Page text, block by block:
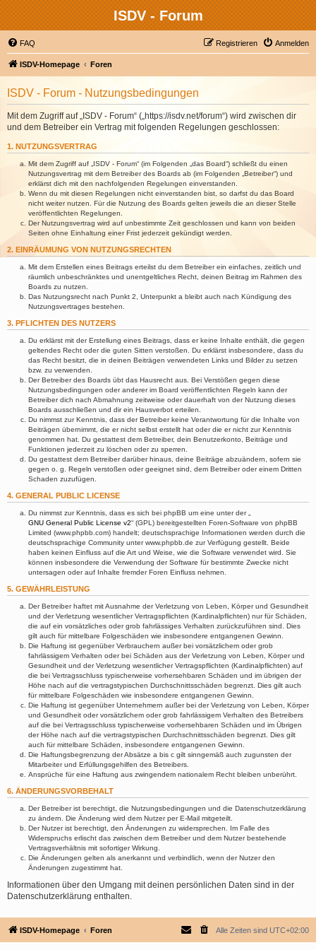
ISDV - Forum
FAQ Anmelden
Registrieren
ISDV-Homepage Foren
ISDV - Forum - Nutzungsbedingungen
Mit dem Zugriff auf „ISDV - Forum“ („https://isdv.net/forum“) wird zwischen dir
und dem Betreiber ein Vertrag mit folgenden Regelungen geschlossen:
1. NUTZUNGSVERTRAG
Mit dem Zugriff auf „ISDV - Forum“ (im Folgenden „das Board“) schließt du einen
Nutzungsvertrag mit dem Betreiber des Boards ab (im Folgenden „Betreiber“) und
erklärst dich mit den nachfolgenden Regelungen einverstanden.
Wenn du mit diesen Regelungen nicht einverstanden bist, so darfst du das Board
nicht weiter nutzen. Für die Nutzung des Boards gelten jeweils die an dieser Stelle
veröffentlichten Regelungen.
Der Nutzungsvertrag wird auf unbestimmte Zeit geschlossen und kann von beiden
Seiten ohne Einhaltung einer Frist jederzeit gekündigt werden.
2. EINRÄUMUNG VON NUTZUNGSRECHTEN
Mit dem Erstellen eines Beitrags erteilst du dem Betreiber ein einfaches, zeitlich und
räumlich unbeschränktes und unentgeltliches Recht, deinen Beitrag im Rahmen des
Boards zu nutzen.
Das Nutzungsrecht nach Punkt 2, Unterpunkt a bleibt auch nach Kündigung des
Nutzungsvertrages bestehen.
3. PFLICHTEN DES NUTZERS
Du erklärst mit der Erstellung eines Beitrags, dass er keine Inhalte enthält, die gegen
geltendes Recht oder die guten Sitten verstoßen. Du erklärst insbesondere, dass du
das Recht besitzt, die in deinen Beiträgen verwendeten Links und Bilder zu setzen
bzw. zu verwenden.
Der Betreiber des Boards übt das Hausrecht aus. Bei Verstößen gegen diese
Nutzungsbedingungen oder anderer im Board veröffentlichten Regeln kann der
Betreiber dich nach Abmahnung zeitweise oder dauerhaft von der Nutzung dieses
Boards ausschließen und dir ein Hausverbot erteilen.
Du nimmst zur Kenntnis, dass der Betreiber keine Verantwortung für die Inhalte von
Beiträgen übernimmt, die er nicht selbst erstellt hat oder die er nicht zur Kenntnis
genommen hat. Du gestattest dem Betreiber, dein Benutzerkonto, Beiträge und
Funktionen jederzeit zu löschen oder zu sperren.
Du gestattest dem Betreiber darüber hinaus, deine Beiträge abzuändern, sofern sie
gegen o. g. Regeln verstoßen oder geeignet sind, dem Betreiber oder einem Dritten
Schaden zuzufügen.
4. GENERAL PUBLIC LICENSE
Du nimmst zur Kenntnis, dass es sich bei phpBB um eine unter der „
GNU General Public License v2“ (GPL) bereitgestellten Foren-Software von phpBB
Limited (www.phpbb.com) handelt; deutschsprachige Informationen werden durch die
deutschsprachige Community unter www.phpbb.de zur Verfügung gestellt. Beide
haben keinen Einfluss auf die Art und Weise, wie die Software verwendet wird. Sie
können insbesondere die Verwendung der Software für bestimmte Zwecke nicht
untersagen oder auf Inhalte fremder Foren Einfluss nehmen.
5. GEWÄHRLEISTUNG
Der Betreiber haftet mit Ausnahme der Verletzung von Leben, Körper und Gesundheit
und der Verletzung wesentlicher Vertragspflichten (Kardinalpflichten) nur für Schäden,
die auf ein vorsätzliches oder grob fahrlässiges Verhalten zurückzuführen sind. Dies
gilt auch für mittelbare Folgeschäden wie insbesondere entgangenen Gewinn.
Die Haftung ist gegenüber Verbrauchern außer bei vorsätzlichem oder grob
fahrlässigem Verhalten oder bei Schäden aus der Verletzung von Leben, Körper und
Gesundheit und der Verletzung wesentlicher Vertragspflichten (Kardinalpflichten) auf
die bei Vertragsschluss typischerweise vorhersehbaren Schäden und im übrigen der
Höhe nach auf die vertragstypischen Durchschnittsschäden begrenzt. Dies gilt auch
für mittelbare Folgeschäden wie insbesondere entgangenen Gewinn.
Die Haftung ist gegenüber Unternehmern außer bei der Verletzung von Leben, Körper
und Gesundheit oder vorsätzlichem oder grob fahrlässigem Verhalten des Betreibers
auf die bei Vertragsschluss typischerweise vorhersehbaren Schäden und im Übrigen
der Höhe nach auf die vertragstypischen Durchschnittsschäden begrenzt. Dies gilt
auch für mittelbare Schäden, insbesondere entgangenen Gewinn.
Die Haftungsbegrenzung der Absätze a bis c gilt sinngemäß auch zugunsten der
Mitarbeiter und Erfüllungsgehilfen des Betreibers.
Ansprüche für eine Haftung aus zwingendem nationalem Recht bleiben unberührt.
6. ÄNDERUNGSVORBEHALT
Der Betreiber ist berechtigt, die Nutzungsbedingungen und die Datenschutzerklärung
zu ändern. Die Änderung wird dem Nutzer per E-Mail mitgeteilt.
Der Nutzer ist berechtigt, den Änderungen zu widersprechen. Im Falle des
Widerspruchs erlischt das zwischen dem Betreiber und dem Nutzer bestehende
Vertragsverhältnis mit sofortiger Wirkung.
Die Änderungen gelten als anerkannt und verbindlich, wenn der Nutzer den
Änderungen zugestimmt hat.
Informationen über den Umgang mit deinen persönlichen Daten sind in der
Datenschutzerklärung enthalten.
ISDV-Homepage Foren Alle Zeiten sind UTC+02:00